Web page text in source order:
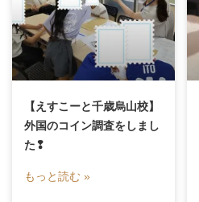
【えすこーと千歳烏山校】
外国のコイン調査をしまし
た❢
もっと読む »